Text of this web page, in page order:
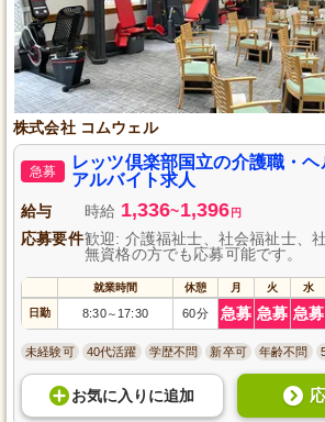
株式会社 コムウェル
急募
レッツ倶楽部国立の介護職・ヘ
アルバイト求人
給与 時給 1,336~1,396 円
応募要件歓迎: 介護福祉士、社会福祉士、
無資格の方でも応募可能です。
就業時間 休憩 月 火 水
日勤 8:30～ 17:30 60分 急募 急募 急募
未経験可 40代活躍 学歴不問 新卒可 年齢不問
お気に入り に追加